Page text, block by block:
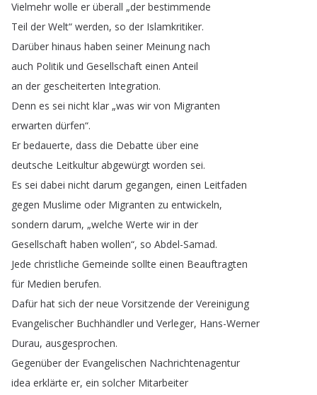
Vielmehr wolle er überall „der bestimmende
Teil der Welt“ werden, so der Islamkritiker.
Darüber hinaus haben seiner Meinung nach
auch Politik und Gesellschaft einen Anteil
an der gescheiterten Integration.
Denn es sei nicht klar „was wir von Migranten
erwarten dürfen“.
Er bedauerte, dass die Debatte über eine
deutsche Leitkultur abgewürgt worden sei.
Es sei dabei nicht darum gegangen, einen Leitfaden
gegen Muslime oder Migranten zu entwickeln,
sondern darum, „welche Werte wir in der
Gesellschaft haben wollen“, so Abdel-Samad.
Jede christliche Gemeinde sollte einen Beauftragten
für Medien berufen.
Dafür hat sich der neue Vorsitzende der Vereinigung
Evangelischer Buchhändler und Verleger, Hans-Werner
Durau, ausgesprochen.
Gegenüber der Evangelischen Nachrichtenagentur
idea erklärte er, ein solcher Mitarbeiter